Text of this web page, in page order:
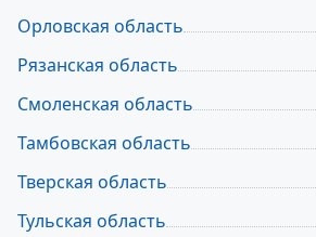
Орловская область
Рязанская область
Смоленская область
Тамбовская область
Тверская область
Тульская область